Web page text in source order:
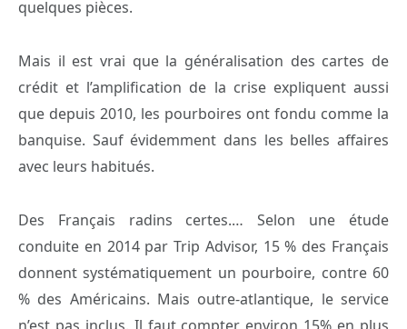
quelques pièces.
Mais il est vrai que la généralisation des cartes de
crédit et l’amplification de la crise expliquent aussi
que depuis 2010, les pourboires ont fondu comme la
banquise. Sauf évidemment dans les belles affaires
avec leurs habitués.
Des Français radins certes.… Selon une étude
conduite en 2014 par Trip Advisor, 15 % des Français
donnent systématiquement un pourboire, contre 60
% des Américains. Mais outre-atlantique, le service